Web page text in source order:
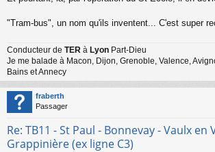
e
u
"Tram-bus", un nom qu'ils inventent... C'est super
Conducteur de TER à Lyon Part-Dieu
Je me balade à Macon, Dijon, Grenoble, Valence,
Bains et Annecy
fraberth
Passager
Re: TB11 - St Paul - Bonnevay - Vaulx en
Grappinière (ex ligne C3)